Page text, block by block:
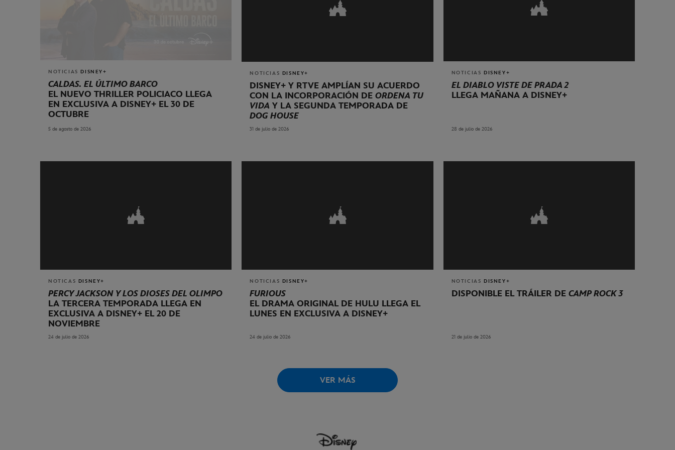
NOTICIAS DISNEY+
CALDAS. EL ÚLTIMO BARCO
EL NUEVO THRILLER POLICIACO LLEGA
EN EXCLUSIVA A DISNEY+ EL 30 DE
OCTUBRE
5 de agosto de 2026
NOTICIAS DISNEY+
DISNEY+ Y RTVE AMPLÍAN SU ACUERDO
CON LA INCORPORACIÓN DEORDENA TU
VIDA Y LA SEGUNDA TEMPORADA DE
DOG HOUSE
31 de julio de 2026
NOTICIAS DISNEY+
EL DIABLO VISTE DE PRADA 2
LLEGA MAÑANA A DISNEY+
28 de julio de 2026
NOTICAS DISNEY+
PERCY JACKSON Y LOS DIOSES DEL OLIMPO
LA TERCERA TEMPORADA LLEGA EN
EXCLUSIVA A DISNEY+ EL 20 DE
NOVIEMBRE
24 de julio de 2026
NOTICIAS DISNEY+
FURIOUS
EL DRAMA ORIGINAL DE HULU LLEGA EL
LUNES EN EXCLUSIVA A DISNEY+
24 de julio de 2026
NOTICIAS DISNEY+
DISPONIBLE EL TRÁILER DE CAMP ROCK 3
21 de julio de 2026
VER MÁS